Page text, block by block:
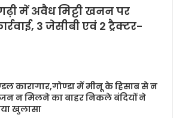
में अवैध मिट्टी खनन पर
3 जेसीबी एवं 2 ट्रैक्टर-
कारागार,गोण्डा में मीनू के हिसाब से न
न मिलने का बाहर निकले बंदियों ने
खुलासा